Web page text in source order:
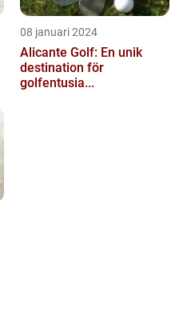
08 januari 2024
Alicante Golf: En unik
destination för
golfentusia...